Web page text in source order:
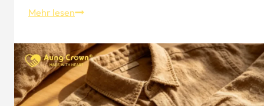
Mehr lesenCustom
Das
nächste
Jahrzehnt
–
Stoff,